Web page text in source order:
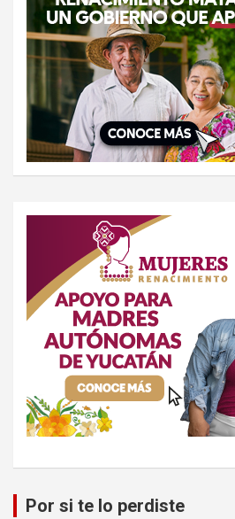
Por si te lo perdiste